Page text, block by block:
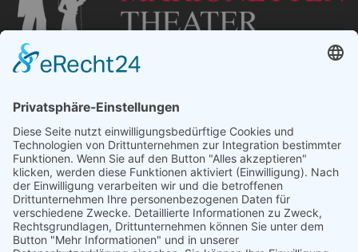
„Staubsches Haus“
Untere Sandstraße 30
96049 Bamberg
Tel: +49 (0) 951 67600